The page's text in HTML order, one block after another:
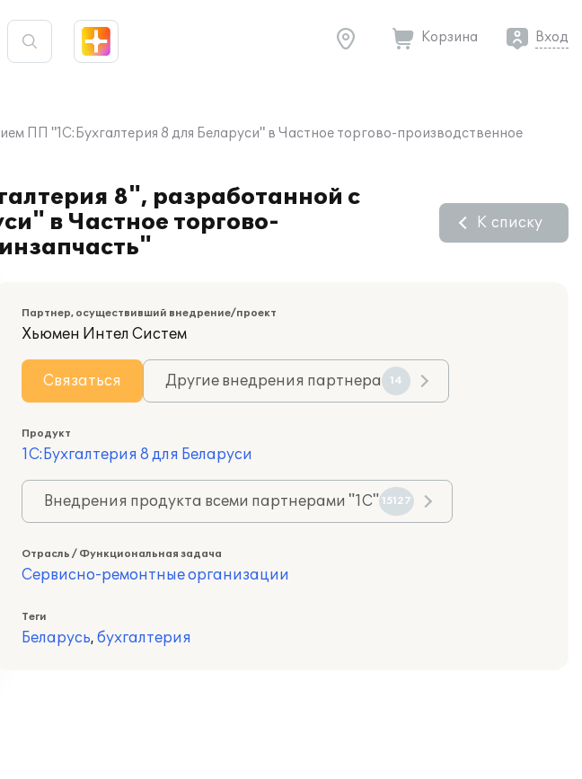
Корзина Вход
ПП "1С:Бухгалтерия 8 для Беларуси" в Частное торгово-производственное
8", разработанной с
в Частное торгово-
К списку
Партнер, осуществивший внедрение/проект
Хьюмен Интел Систем
Связаться Другие внедрения партнера 14
Продукт
1С:Бухгалтерия 8 для Беларуси
Внедрения продукта всеми партнерами "1С" 15127
Отрасль / Функциональная задача
Сервисно-ремонтные организации
Теги
Беларусь, бухгалтерия